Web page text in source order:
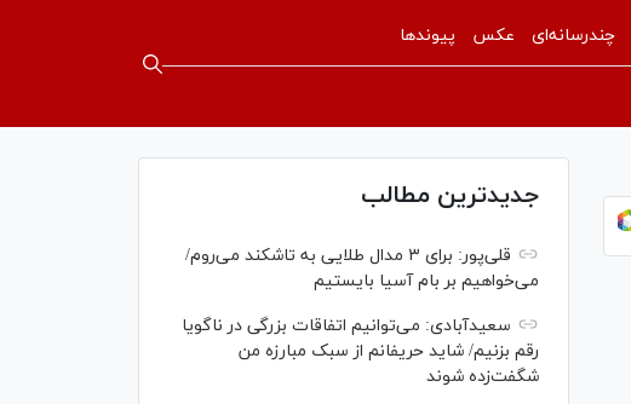
چندرسانه‌ای عکس پیوندها
جدیدترین مطالب
قلی‌پور: برای ۳ مدال طلایی به تاشکند می‌روم/
می‌خواهیم بر بام آسیا بایستیم
سعیدآبادی: می‌توانیم اتفاقات بزرگی در ناگویا
رقم بزنیم/ شاید حریفانم از سبک مبارزه من
شگفت‌زده شوند